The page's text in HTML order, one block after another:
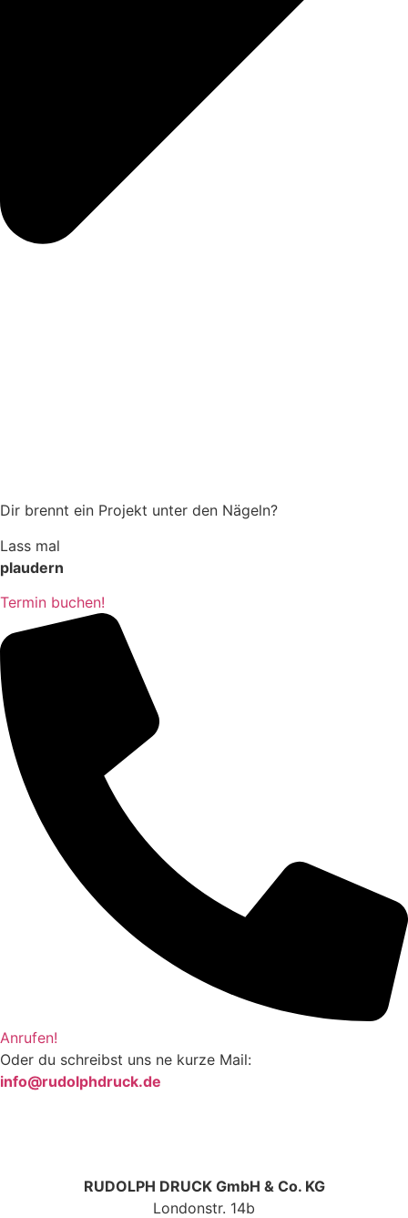
Dir brennt ein Projekt unter den Nägeln?
Lass mal
plaudern
Termin buchen!
Anrufen!
Oder du schreibst uns ne kurze Mail:
info@rudolphdruck.de
RUDOLPH DRUCK GmbH & Co. KG
Londonstr. 14b